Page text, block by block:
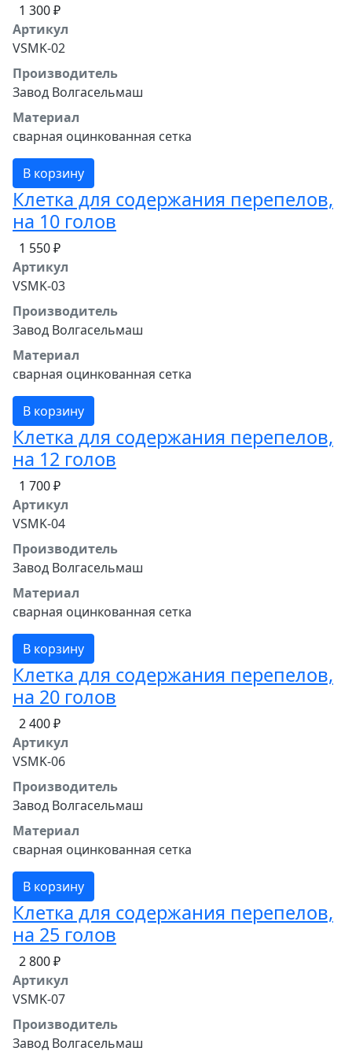
1 300 ₽
Артикул
VSMK-02
Производитель
Завод Волгасельмаш
Материал
сварная оцинкованная сетка
В корзину
Клетка для содержания перепелов,
на 10 голов
1 550 ₽
Артикул
VSMK-03
Производитель
Завод Волгасельмаш
Материал
сварная оцинкованная сетка
В корзину
Клетка для содержания перепелов,
на 12 голов
1 700 ₽
Артикул
VSMK-04
Производитель
Завод Волгасельмаш
Материал
сварная оцинкованная сетка
В корзину
Клетка для содержания перепелов,
на 20 голов
2 400 ₽
Артикул
VSMK-06
Производитель
Завод Волгасельмаш
Материал
сварная оцинкованная сетка
В корзину
Клетка для содержания перепелов,
на 25 голов
2 800 ₽
Артикул
VSMK-07
Производитель
Завод Волгасельмаш